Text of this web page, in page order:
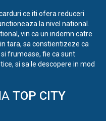
ce iti ofera reduceri
la nivel national.
vin ca un indemn catre
tara, sa constientizeze ca
frumoase, fie ca sunt
si sa le descopere in mod
TOP CITY